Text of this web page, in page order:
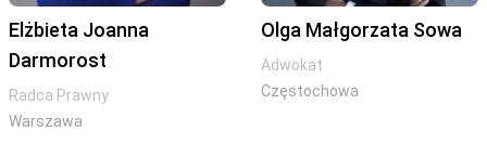
Elżbieta Joanna
Darmorost
Radca Prawny
Warszawa
Olga Małgorzata Sowa
Adwokat
Częstochowa